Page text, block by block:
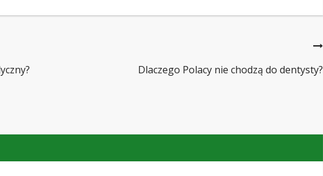
Dlaczego Polacy nie chodzą do dentysty?